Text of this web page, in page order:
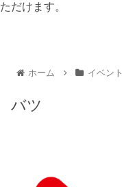
ただけます。
ホーム イベント
バツ